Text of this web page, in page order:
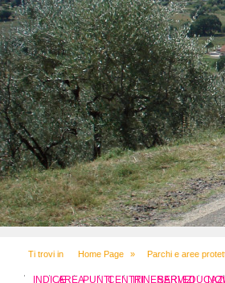
Ti trovi in Home Page » Parchi e aree
INDICEAREAPUNTICENTRIITINERARI
SERVIZI